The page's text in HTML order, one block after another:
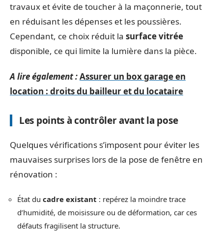
travaux et évite de toucher à la maçonnerie, tout
en réduisant les dépenses et les poussières.
Cependant, ce choix réduit la surface vitrée
disponible, ce qui limite la lumière dans la pièce.
A lire également :Assurer un box garage en
location : droits du bailleur et du locataire
Les points à contrôler avant la pose
Quelques vérifications s’imposent pour éviter les
mauvaises surprises lors de la pose de fenêtre en
rénovation :
État du cadre existant : repérez la moindre trace
d’humidité, de moisissure ou de déformation, car ces
défauts fragilisent la structure.